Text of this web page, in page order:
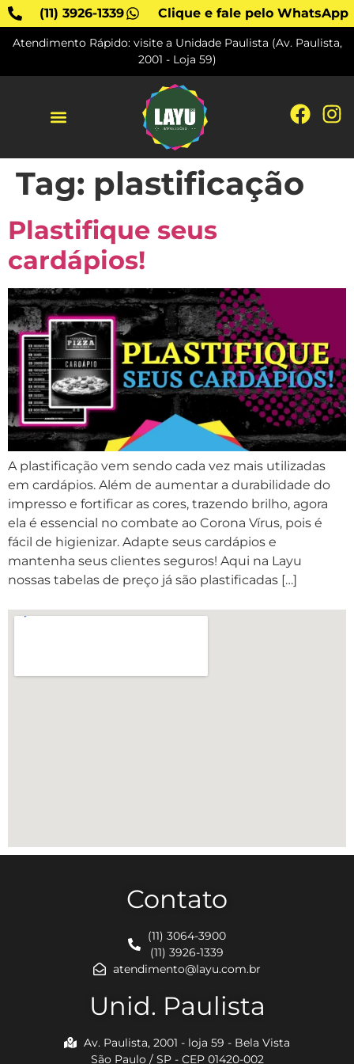
(11) 3926-1339 Clique e fale pelo WhatsApp
Atendimento Rápido: visite a Unidade Paulista (Av. Paulista,
2001 - Loja 59)
Tag: plastificação
Plastifique seus
cardápios!
A plastificação vem sendo cada vez mais utilizadas
em cardápios. Além de aumentar a durabilidade do
impresso e fortificar as cores, trazendo brilho, agora
ela é essencial no combate ao Corona Vírus, pois é
fácil de higienizar. Adapte seus cardápios e
mantenha seus clientes seguros! Aqui na Layu
nossas tabelas de preço já são plastificadas […]
Contato
(11) 3064-3900
(11) 3926-1339
atendimento@layu.com.br
Unid. Paulista
Av. Paulista, 2001 - loja 59 - Bela Vista
São Paulo / SP - CEP 01420-002